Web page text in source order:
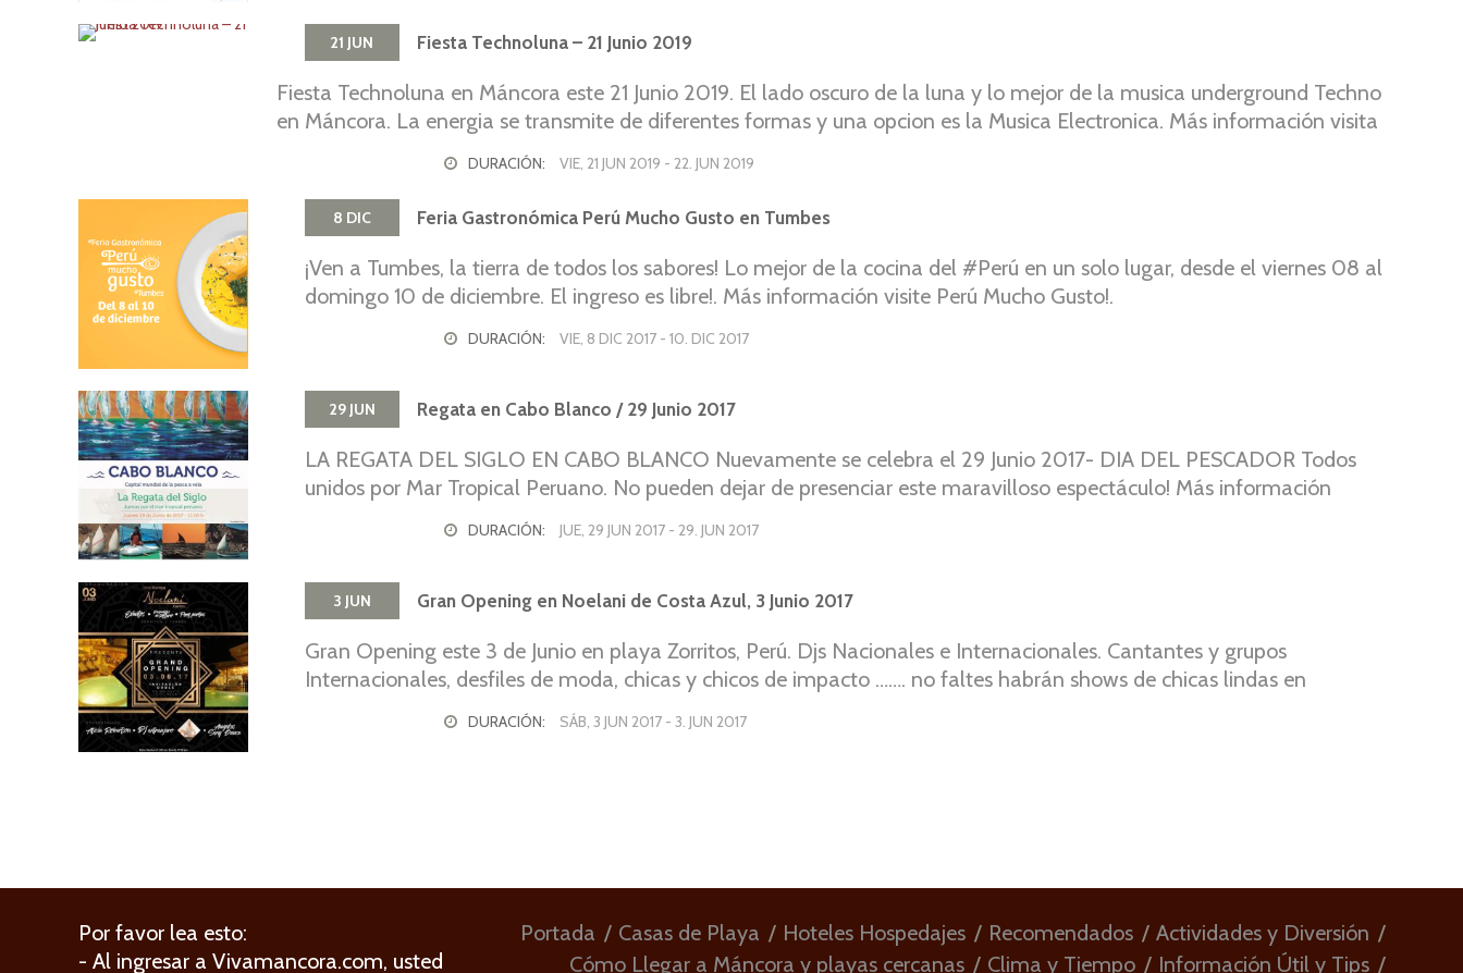
El año pasado el Ministerio de Cultura declaró como Patrimonio Cultural de la Nación, “Los Conocimientos, Saberes
Ñuro”, (Resolución Viceministerial Nº 117-2018-VMPCIC-MC) que son precisamente los veleros que participarán de
esta celebración tradicional. Esta gran regata incluye la participación de embarcaciones de diferentes caletas que
aun conservan la tradición de esta pesca ancestral y de la navegación a vela heredada de los antiguos indios
“Celebraciones […]
21 JUN Fiesta Technoluna – 21 Junio 2019
Fiesta Technoluna en Máncora este 21 Junio 2019. El lado oscuro de la luna y lo mejor de la musica underground Techno
en Máncora. La energia se transmite de diferentes formas y una opcion es la Musica Electronica. Más información visita
TechnoLuna en Facebook.
DURACIÓN: VIE, 21 JUN 2019 - 22. JUN 2019
8 DIC Feria Gastronómica Perú Mucho Gusto en Tumbes
¡Ven a Tumbes, la tierra de todos los sabores! Lo mejor de la cocina del #Perú en un solo lugar, desde el viernes 08 al
domingo 10 de diciembre. El ingreso es libre!. Más información visite Perú Mucho Gusto!.
DURACIÓN: VIE, 8 DIC 2017 - 10. DIC 2017
29 JUN Regata en Cabo Blanco / 29 Junio 2017
LA REGATA DEL SIGLO EN CABO BLANCO Nuevamente se celebra el 29 Junio 2017- DIA DEL PESCADOR Todos
unidos por Mar Tropical Peruano. No pueden dejar de presenciar este maravilloso espectáculo! Más información
visita: www.VisitCaboBlanco.com.
DURACIÓN: JUE, 29 JUN 2017 - 29. JUN 2017
3 JUN Gran Opening en Noelani de Costa Azul, 3 Junio 2017
Gran Opening este 3 de Junio en playa Zorritos, Perú. Djs Nacionales e Internacionales. Cantantes y grupos
Internacionales, desfiles de moda, chicas y chicos de impacto ……. no faltes habrán shows de chicas lindas en
pasarela ! Más información visita www.costaazulperu.com.
DURACIÓN: SÁB, 3 JUN 2017 - 3. JUN 2017
Portada Casas de Playa Hoteles Hospedajes Recomendados
Actividades y Diversión
Cómo Llegar a Máncora y playas cercanas
Clima y Tiempo Información Útil y Tips
Por favor lea esto:
- Al ingresar a Vivamancora.com, usted